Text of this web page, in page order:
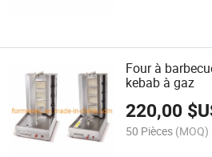
Four à
kebab à gaz
220,00
50 Pièces (MOQ)